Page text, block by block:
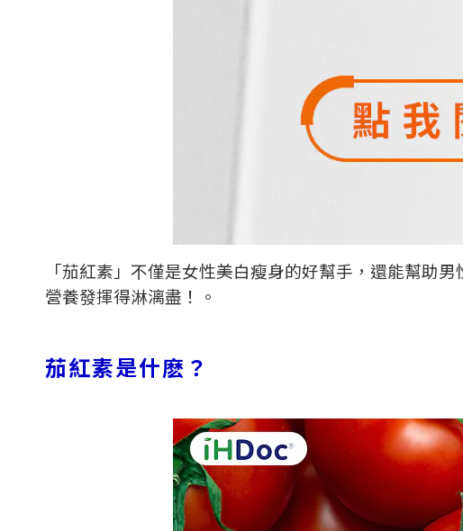
「茄紅素」不僅是女性美白瘦身的好幫手，還能幫助
營養發揮得淋漓盡！。
茄紅素是什麽？